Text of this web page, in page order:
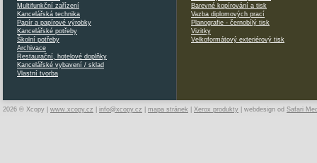
Multifunkční zařízení
Kancelářská technika
Papír a papírové výrobky
Kancelářské potřeby
Školní potřeby
Archivace
Restaurační, hotelové doplňky
Kancelářské vybavení / sklad
Vlastní tvorba
Barevné kopírování a tisk
Vazba diplomových prací
Planografie - černobílý tisk
Vizitky
Velkoformátový exteriérový tisk
2026 © Xcopy | www.xcopy.cz info@xcopy.cz mapa stránek Xerox produkty | webdesign od Safari